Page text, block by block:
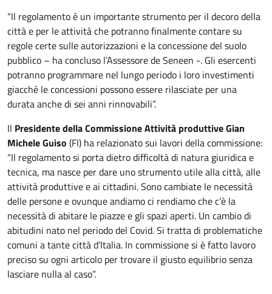
“Il regolamento è un importante strumento per il decoro della
città e per le attività che potranno finalmente contare su
regole certe sulle autorizzazioni e la concessione del suolo
pubblico – ha concluso l’Assessore de Seneen -. Gli esercenti
potranno programmare nel lungo periodo i loro investimenti
giacché le concessioni possono essere rilasciate per una
durata anche di sei anni rinnovabili”.
Il Presidente della Commissione Attività produttive Gian
Michele Guiso (FI) ha relazionato sui lavori della commissione:
“Il regolamento si porta dietro difficoltà di natura giuridica e
tecnica, ma nasce per dare uno strumento utile alla città, alle
attività produttive e ai cittadini. Sono cambiate le necessità
delle persone e ovunque andiamo ci rendiamo che c’è la
necessità di abitare le piazze e gli spazi aperti. Un cambio di
abitudini nato nel periodo del Covid. Si tratta di problematiche
comuni a tante città d’Italia. In commissione si è fatto lavoro
preciso su ogni articolo per trovare il giusto equilibrio senza
lasciare nulla al caso”.